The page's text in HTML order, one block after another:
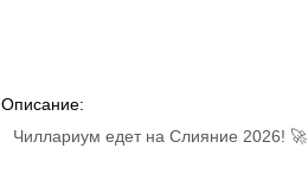
Описание:
Чиллариум едет на Слияние 2026! 🚀